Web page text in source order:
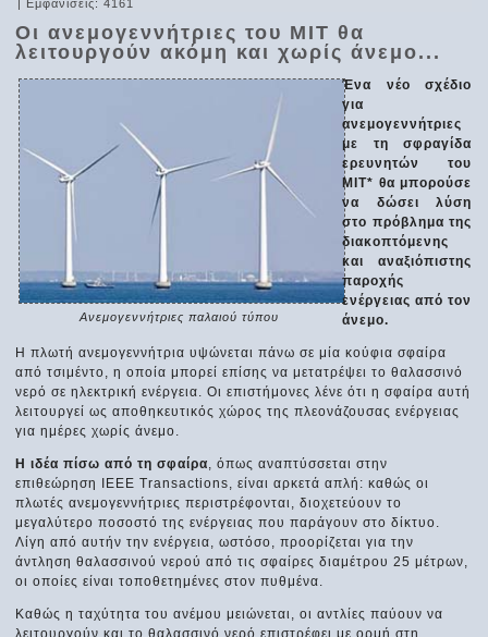
| Εμφανίσεις: 4161
Οι ανεμογεννήτριες του MIT θα
λειτουργούν ακόμη και χωρίς άνεμο...
Ανεμογεννήτριες παλαιού τύπου
Ένα νέο σχέδιο
για
ανεμογεννήτριες
με τη σφραγίδα
ερευνητών του
MIT* θα μπορούσε
να δώσει λύση
στο πρόβλημα της
διακοπτόμενης
και αναξιόπιστης
παροχής
ενέργειας από τον
άνεμο.
Η πλωτή ανεμογεννήτρια υψώνεται πάνω σε μία κούφια σφαίρα
από τσιμέντο, η οποία μπορεί επίσης να μετατρέψει το θαλασσινό
νερό σε ηλεκτρική ενέργεια. Οι επιστήμονες λένε ότι η σφαίρα αυτή
λειτουργεί ως αποθηκευτικός χώρος της πλεονάζουσας ενέργειας
για ημέρες χωρίς άνεμο.
Η ιδέα πίσω από τη σφαίρα
, όπως αναπτύσσεται στην
επιθεώρηση IEEE Transactions, είναι αρκετά απλή: καθώς οι
πλωτές ανεμογεννήτριες περιστρέφονται, διοχετεύουν το
μεγαλύτερο ποσοστό της ενέργειας που παράγουν στο δίκτυο.
Λίγη από αυτήν την ενέργεια, ωστόσο, προορίζεται για την
άντληση θαλασσινού νερού από τις σφαίρες διαμέτρου 25 μέτρων,
οι οποίες είναι τοποθετημένες στον πυθμένα.
Καθώς η ταχύτητα του ανέμου μειώνεται, οι αντλίες παύουν να
λειτουργούν και το θαλασσινό νερό επιστρέφει με ορμή στη